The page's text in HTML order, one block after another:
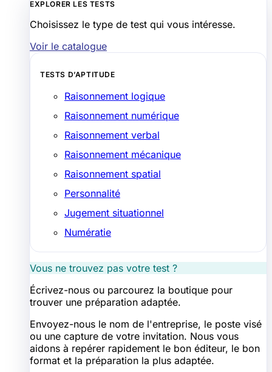
EXPLORER LES TESTS
Choisissez le type de test qui vous intéresse.
Voir le catalogue
TESTS D’APTITUDE
Raisonnement logique
Raisonnement numérique
Raisonnement verbal
Raisonnement mécanique
Raisonnement spatial
Personnalité
Jugement situationnel
Numératie
Vous ne trouvez pas votre test ?
Écrivez-nous ou parcourez la boutique pour
trouver une préparation adaptée.
Envoyez-nous le nom de l'entreprise, le poste visé
ou une capture de votre invitation. Nous vous
aidons à repérer rapidement le bon éditeur, le bon
format et la préparation la plus adaptée.